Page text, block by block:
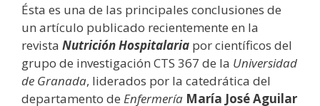
Ésta es una de las principales conclusiones de
un artículo publicado recientemente en la
revista Nutrición Hospitalaria por científicos del
grupo de investigación CTS 367 de la Universidad
de Granada, liderados por la catedrática del
departamento de Enfermería María José Aguilar